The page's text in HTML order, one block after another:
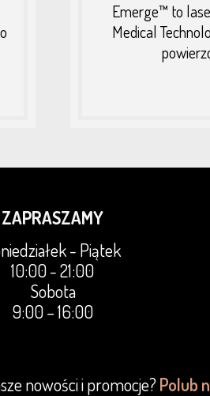
Emerge™ to
Medical
ZAPRASZAMY
- Piątek
10:00 - 21:00
Sobota
9:00 – 16:00
nowości i promocje? Polub